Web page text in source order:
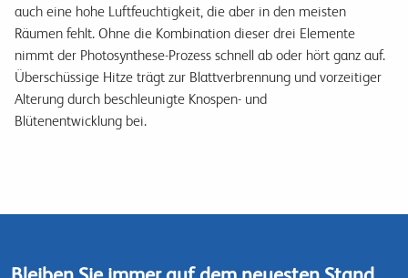
auch eine hohe Luftfeuchtigkeit, die aber in den meisten
Räumen fehlt. Ohne die Kombination dieser drei Elemente
nimmt der Photosynthese-Prozess schnell ab oder hört ganz auf.
Überschüssige Hitze trägt zur Blattverbrennung und vorzeitiger
Alterung durch beschleunigte Knospen- und
Blütenentwicklung bei.